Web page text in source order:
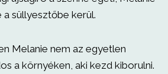
a süllyesztőbe kerül.
Melanie nem az egyetlen
a környéken, aki kezd kiborulni.